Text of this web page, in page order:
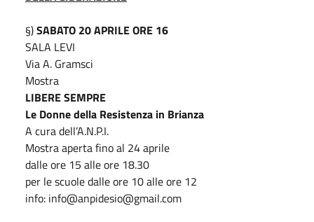
§)SABATO 20 APRILE ORE 16
SALA LEVI
Via A. Gramsci
Mostra
LIBERE SEMPRE
Le Donne della Resistenza in Brianza
A cura dell’A.N.P.I.
Mostra aperta fino al 24 aprile
dalle ore 15 alle ore 18.30
per le scuole dalle ore 10 alle ore 12
info: info@anpidesio@gmail.com